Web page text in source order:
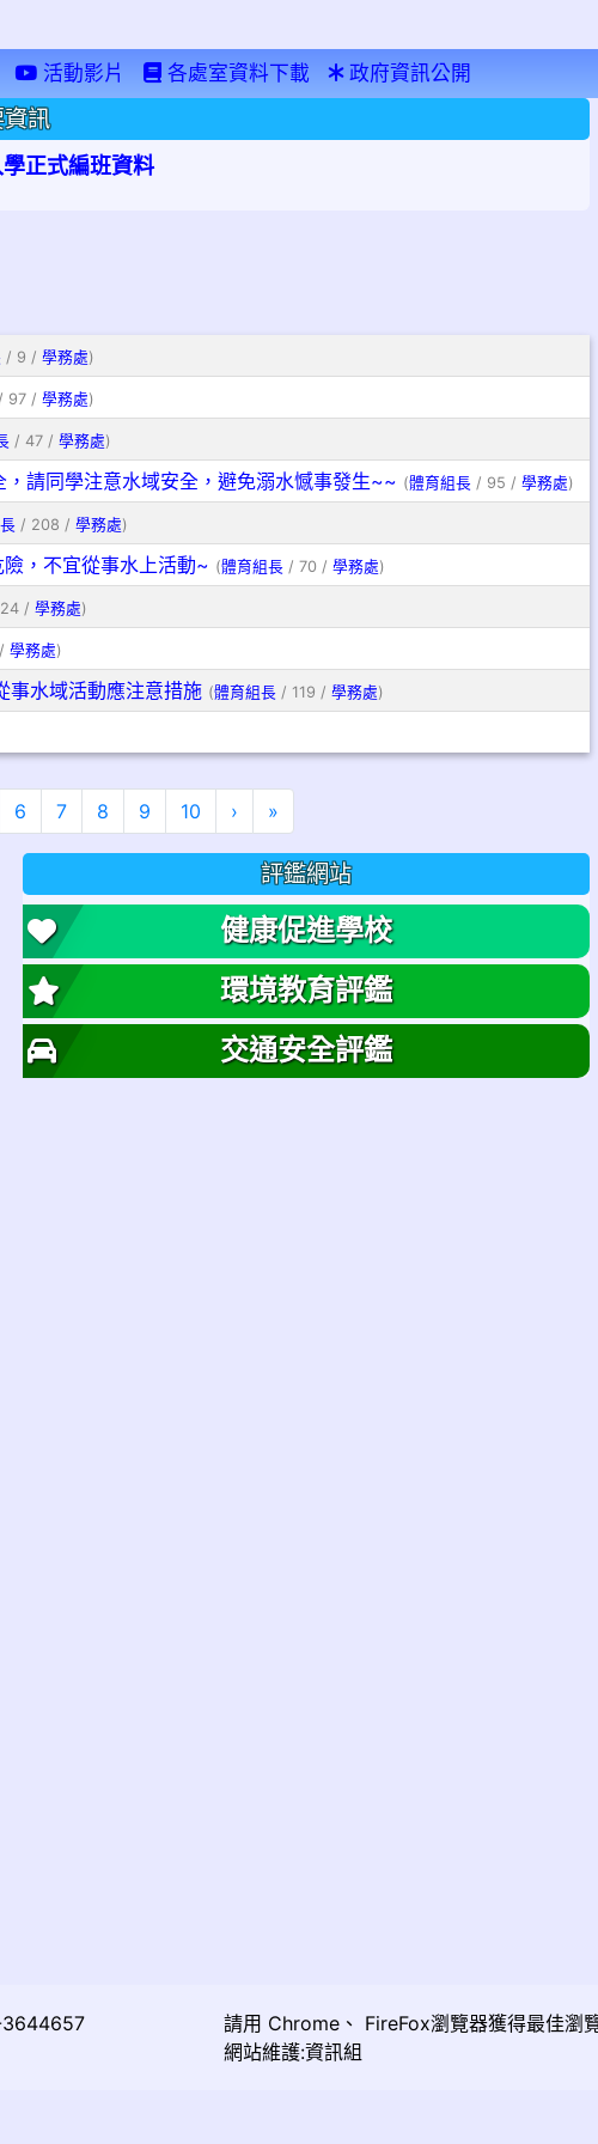
活動影片 各處室資料下載 政府資訊公開
訊
正式編班資料
/ 9 / 學務處)
97 / 學務處)
/ 47 / 學務處)
請同學注意水域安全，避免溺水憾事發生~~ (體育組長/ 95 / 學務處)
/ 208 / 學務處)
，不宜從事水上活動~ (體育組長/ 70 / 學務處)
/ 學務處)
學務處)
事水域活動應注意措施 (體育組長/ 119 / 學務處)
6 7 8 9 10 › 下一頁
»
評鑑網站
健康促進學校
環境教育評鑑
交通安全評鑑
3644657
請用 Chrome 、 FireFox瀏覽器獲得最佳瀏
網站維護:資訊組